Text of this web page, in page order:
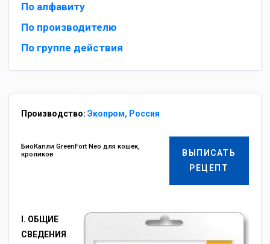
По алфавиту
По производителю
По группе действия
Производство: Экопром, Россия
ВЫПИСАТЬ
РЕЦЕПТ
БиоКапли GreenFort Neo для кошек,
кроликов
I. ОБЩИЕ
СВЕДЕНИЯ